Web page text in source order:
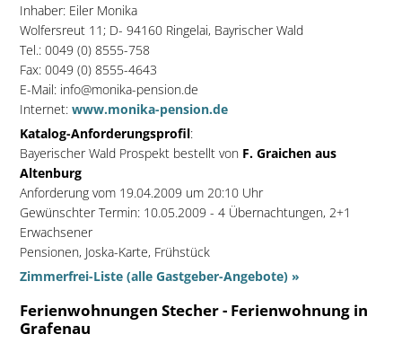
Inhaber: Eiler Monika
Wolfersreut 11; D- 94160 Ringelai, Bayrischer Wald
Tel.: 0049 (0) 8555-758
Fax: 0049 (0) 8555-4643
E-Mail: info@monika-pension.de
Internet: www.monika-pension.de
Katalog-Anforderungsprofil:
Bayerischer Wald Prospekt bestellt von F. Graichen aus
Altenburg
Anforderung vom 19.04.2009 um 20:10 Uhr
Gewünschter Termin: 10.05.2009 - 4 Übernachtungen, 2+1
Erwachsener
Pensionen, Joska-Karte, Frühstück
Zimmerfrei-Liste (alle Gastgeber-Angebote) »
Ferienwohnungen Stecher - Ferienwohnung in
Grafenau